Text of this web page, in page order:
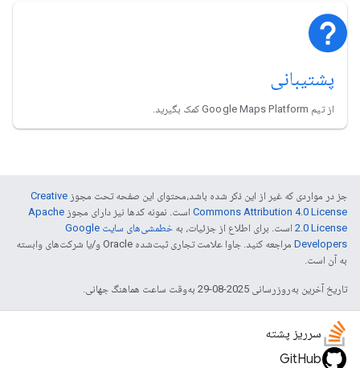
پشتیبانی
از تیم Google Maps Platform کمک بگیرید.
جز در مواردی که غیر از این ذکر شده باشد،‌محتوای این صفحه تحت مجوز Creative
Commons Attribution 4.0 License است. نمونه کدها نیز دارای مجوز Apache
2.0 License است. برای اطلاع از جزئیات، به
خطمشی‌های سایت Google
Developers‏
مراجعه کنید. جاوا علامت تجاری ثبت‌شده Oracle و/یا شرکت‌های وابسته
به آن است.
تاریخ آخرین به‌روزرسانی 2025-08-29 به‌وقت ساعت هماهنگ جهانی.
سرریز پشته
GitHub